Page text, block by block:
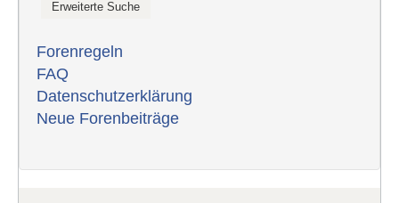
Forenregeln
FAQ
Datenschutzerklärung
Neue Forenbeiträge